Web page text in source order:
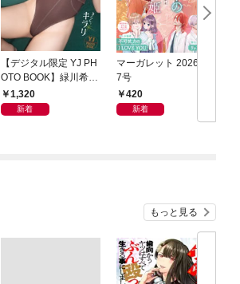
【デジタル限定 YJ PH
OTO BOOK】緑川希星
写真集「きらら、キラ
リ」
1,320
新着
マーガレット 2026年1
7号
420
新着
もっと見る